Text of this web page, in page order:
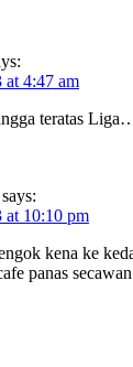
4:47 am
teratas
says:
10:10 pm
kena ke
panas